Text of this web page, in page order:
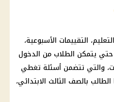
، التقييمات الأسبوعية،
حتي يتمكن الطلاب من الدخول
والتي تتضمن أسئلة تغطي
بالصف الثالث الابتدائي،